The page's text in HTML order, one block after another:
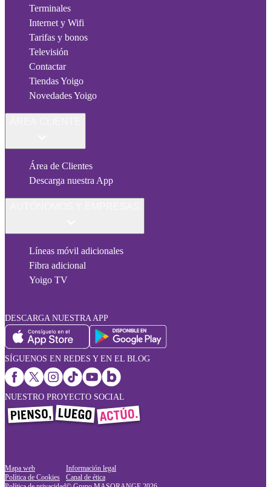
Terminales
Internet y Wifi
Tarifas y bonos
Televisión
Contactar
Tiendas Yoigo
Novedades Yoigo
Área de Clientes
Descarga nuestra App
Líneas móvil adicionales
Fibra adicional
Yoigo TV
DESCARGA NUESTRA APP
SÍGUENOS EN REDES Y EN EL BLOG
NUESTRO PROYECTO SOCIAL
Mapa web
Política de Cookies
Información legal
Canal de ética